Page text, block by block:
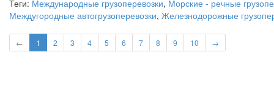
Теги: Международные грузоперевозки, Морские - речные
Междугородные автогрузоперевозки, Железнодорожные
← 1 2 3 4 5 6 7 8 9 10 →